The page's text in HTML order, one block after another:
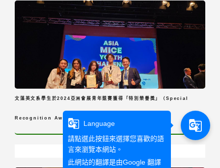
文藻英文系學生於2024亞洲會展青年競賽獲得「特別榮譽獎」（Special
Recognition Award）
g_translate
Language
請點選此按鈕來選擇您喜歡的語
言來瀏覽本網站。
此網站的翻譯是由Google 翻譯
g_translate